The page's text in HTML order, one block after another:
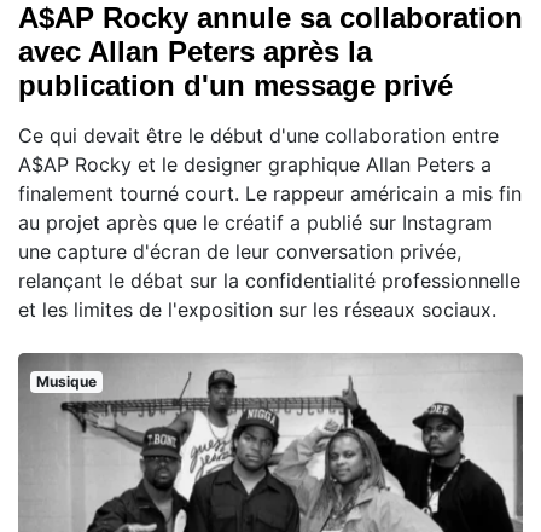
A$AP Rocky annule sa collaboration
avec Allan Peters après la
publication d'un message privé
Ce qui devait être le début d'une collaboration entre
A$AP Rocky et le designer graphique Allan Peters a
finalement tourné court. Le rappeur américain a mis fin
au projet après que le créatif a publié sur Instagram
une capture d'écran de leur conversation privée,
relançant le débat sur la confidentialité professionnelle
et les limites de l'exposition sur les réseaux sociaux.
Musique